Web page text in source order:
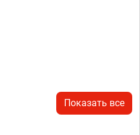
Показать все